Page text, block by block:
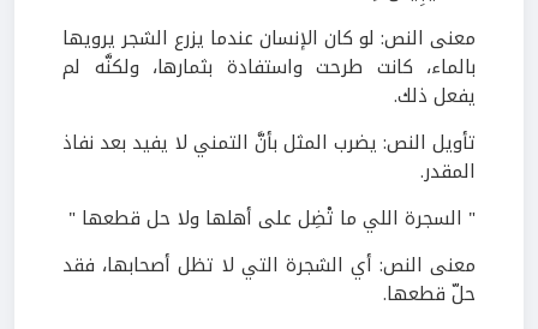
معنى النص: لو كان الإنسان عندما يزرع الشجر يرويها
بالماء، كانت طرحت واستفادة بثمارها، ولكنَّه لم
يفعل ذلك.
تأويل النص: يضرب المثل بأنَّ التمني لا يفيد بعد نفاذ
المقدر.
" السجرة اللي ما تْضِل على أهلها ولا حل قطعها "
معنى النص: أي الشجرة التي لا تظل أصحابها، فقد
حلّ قطعها.